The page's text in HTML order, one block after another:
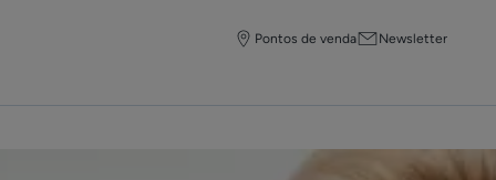
Pontos de venda Newsletter